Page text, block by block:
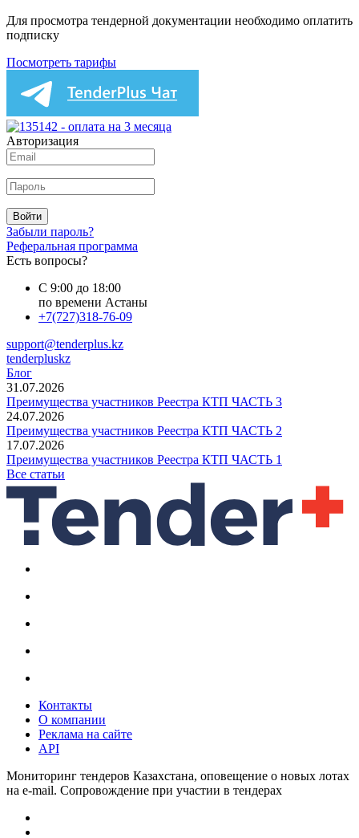
Для просмотра тендерной документации необходимо оплатить
подписку
Посмотреть тарифы
Авторизация
Войти
Забыли пароль?
Реферальная программа
Есть вопросы?
С 9:00 до 18:00
по времени Астаны
+7(727)318-76-09
support@tenderplus.kz
tenderpluskz
Блог
31.07.2026
Преимущества участников Реестра КТП ЧАСТЬ 3
24.07.2026
Преимущества участников Реестра КТП ЧАСТЬ 2
17.07.2026
Преимущества участников Реестра КТП ЧАСТЬ 1
Все статьи
Контакты
О компании
Реклама на сайте
API
Мониторинг тендеров Казахстана, оповещение о новых лотах
на e-mail. Сопровождение при участии в тендерах